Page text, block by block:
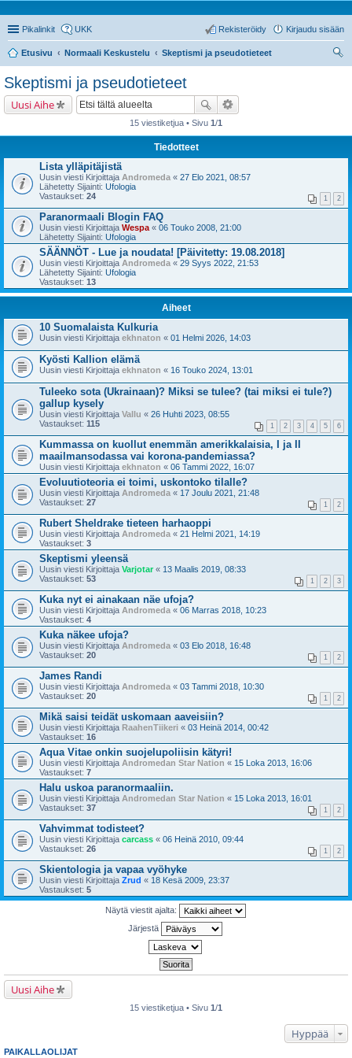
Pikalinkit UKK Kirjaudu sisään
Rekisteröidy
Etusivu Normaali Keskustelu
Skeptismi ja pseudotieteet
Skeptismi ja pseudotieteet
Uusi Aihe
15 viestiketjua • Sivu 1/1
Tiedotteet
Lista ylläpitäjistä
Uusin viesti Kirjoittaja Andromeda « 27 Elo 2021, 08:57
Lähetetty Sijainti: Ufologia
Vastaukset: 24 1 2
Paranormaali Blogin FAQ
Uusin viesti Kirjoittaja Wespa « 06 Touko 2008, 21:00
Lähetetty Sijainti: Ufologia
SÄÄNNÖT - Lue ja noudata! [Päivitetty: 19.08.2018]
Uusin viesti Kirjoittaja Andromeda « 29 Syys 2022, 21:53
Lähetetty Sijainti: Ufologia
Vastaukset: 13
Aiheet
10 Suomalaista Kulkuria
Uusin viesti Kirjoittaja ekhnaton « 01 Helmi 2026, 14:03
Kyösti Kallion elämä
Uusin viesti Kirjoittaja ekhnaton « 16 Touko 2024, 13:01
Tuleeko sota (Ukrainaan)? Miksi se tulee? (tai miksi ei tule?)
gallup kysely
Uusin viesti Kirjoittaja Vallu « 26 Huhti 2023, 08:55
Vastaukset: 115 1 2 3 4 5 6
Kummassa on kuollut enemmän amerikkalaisia, I ja II
maailmansodassa vai korona-pandemiassa?
Uusin viesti Kirjoittaja ekhnaton « 06 Tammi 2022, 16:07
Evoluutioteoria ei toimi, uskontoko tilalle?
Uusin viesti Kirjoittaja Andromeda « 17 Joulu 2021, 21:48
Vastaukset: 27 1 2
Rubert Sheldrake tieteen harhaoppi
Uusin viesti Kirjoittaja Andromeda « 21 Helmi 2021, 14:19
Vastaukset: 3
Skeptismi yleensä
Uusin viesti Kirjoittaja Varjotar « 13 Maalis 2019, 08:33
Vastaukset: 53 1 2 3
Kuka nyt ei ainakaan näe ufoja?
Uusin viesti Kirjoittaja Andromeda « 06 Marras 2018, 10:23
Vastaukset: 4
Kuka näkee ufoja?
Uusin viesti Kirjoittaja Andromeda « 03 Elo 2018, 16:48
Vastaukset: 20 1 2
James Randi
Uusin viesti Kirjoittaja Andromeda « 03 Tammi 2018, 10:30
Vastaukset: 20 1 2
Mikä saisi teidät uskomaan aaveisiin?
Uusin viesti Kirjoittaja RaahenTiikeri « 03 Heinä 2014, 00:42
Vastaukset: 16
Aqua Vitae onkin suojelupoliisin kätyri!
Uusin viesti Kirjoittaja Andromedan Star Nation « 15 Loka 2013, 16:06
Vastaukset: 7
Halu uskoa paranormaaliin.
Uusin viesti Kirjoittaja Andromedan Star Nation « 15 Loka 2013, 16:01
Vastaukset: 37 1 2
Vahvimmat todisteet?
Uusin viesti Kirjoittaja carcass « 06 Heinä 2010, 09:44
Vastaukset: 26 1 2
Skientologia ja vapaa vyöhyke
Uusin viesti Kirjoittaja Zrud « 18 Kesä 2009, 23:37
Vastaukset: 5
Näytä viestit ajalta:
Järjestä
Uusi Aihe
15 viestiketjua • Sivu 1/1
Hyppää
PAIKALLAOLIJAT